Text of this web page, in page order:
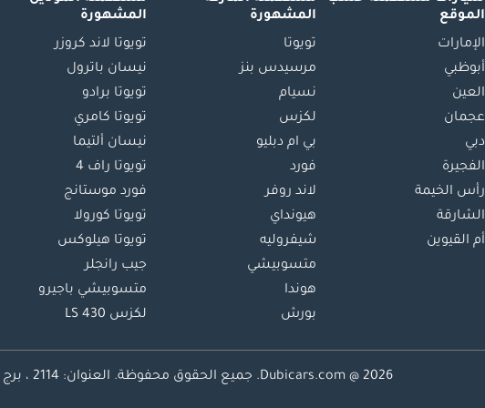
الموقع
الإمارات
أبوظبي
العين
عجمان
دبي
الفجيرة
رأس الخيمة
الشارقة
أم القيوين
المشهورة
تويوتا
مرسيدس بنز
نسيام
لكزس
بي ام دبليو
فورد
لاند روفر
هيونداي
شيفروليه
متسوبيشي
هوندا
بورش
المشهورة
تويوتا لاند كروزر
نيسان باترول
تويوتا برادو
تويوتا كامري
نيسان ألتيما
تويوتا راف 4
فورد موستانج
تويوتا كورولا
تويوتا هيلوكس
جيب رانجلر
متسوبيشي باجيرو
لكزس LS 430
Dubicars.com @ 2026. جميع الحقوق محفوظة. العنوان: 2114 ، برج شذى ، المدينة الإعلامية ، دبي ، الإمارات